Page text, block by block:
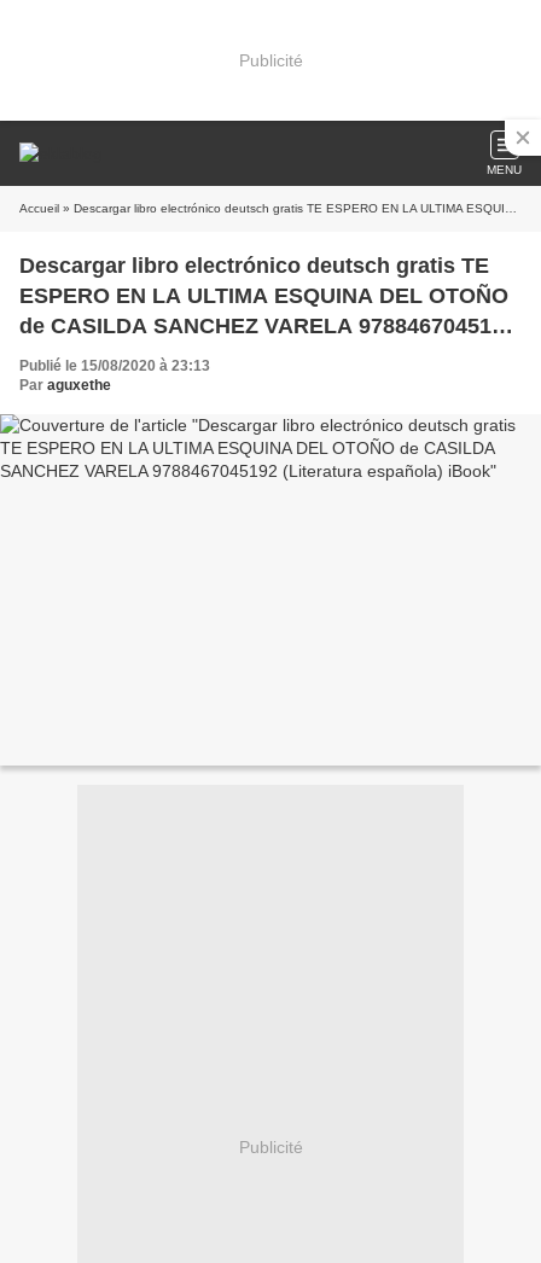
Publicité
MENU
Accueil » Descargar libro electrónico deutsch gratis TE ESPERO EN LA ULTIMA ESQUINA DEL OTOÑO de CASILDA SANCHEZ VARELA 9788467045192 (Literatura española) iBook
Descargar libro electrónico deutsch gratis TE
ESPERO EN LA ULTIMA ESQUINA DEL OTOÑO
de CASILDA SANCHEZ VARELA 9788467045192
(Literatura española) iBook
Publié le 15/08/2020 à 23:13
Par aguxethe
Publicité